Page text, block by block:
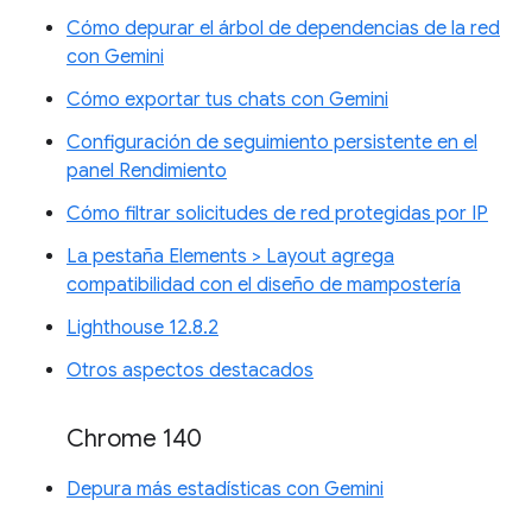
Cómo depurar el árbol de dependencias de la red
con Gemini
Cómo exportar tus chats con Gemini
Configuración de seguimiento persistente en el
panel Rendimiento
Cómo filtrar solicitudes de red protegidas por IP
La pestaña Elements > Layout agrega
compatibilidad con el diseño de mampostería
Lighthouse 12.8.2
Otros aspectos destacados
Chrome 140
Depura más estadísticas con Gemini